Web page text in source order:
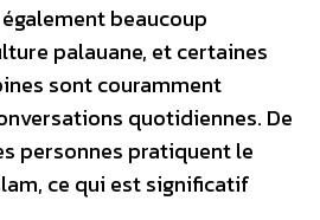
beaucoup
palauane, et certaines
sont couramment
quotidiennes. De
personnes pratiquent le
ce qui est significatif